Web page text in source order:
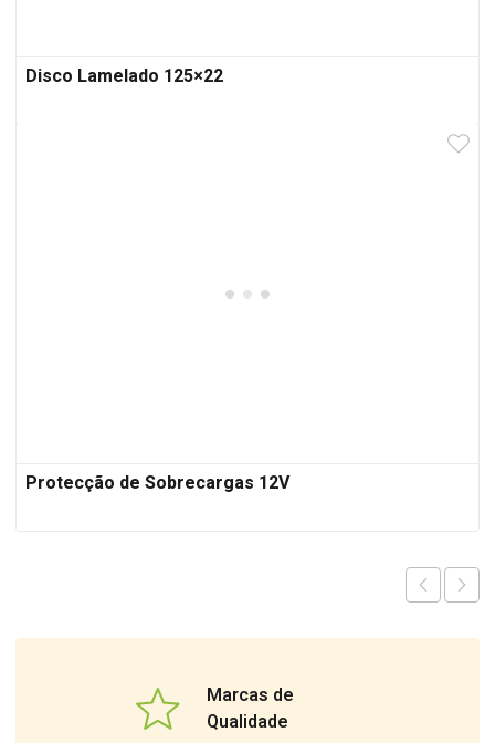
Disco Lamelado 125×22
Protecção de Sobrecargas 12V
Marcas de
Qualidade